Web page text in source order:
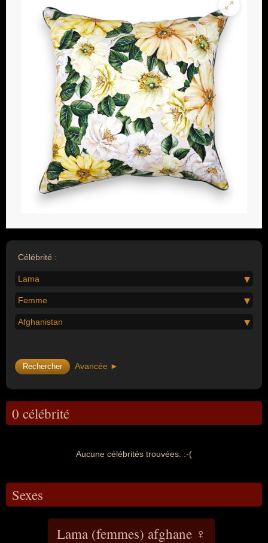
Célébrité :
Lama
Femme
Afghanistan
Avancée ►
0 célébrité
Aucune célébrités trouvées. :-(
Sexes
Lama (femmes) afghane ♀